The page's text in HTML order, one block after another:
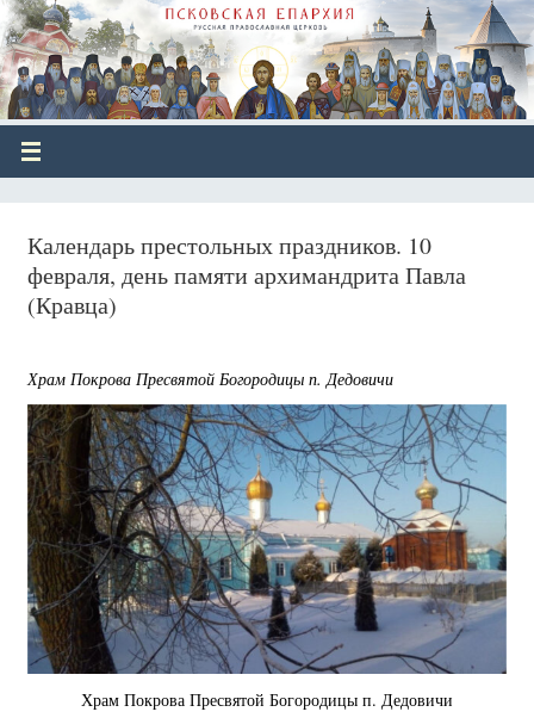
Календарь престольных праздников. 10
февраля, день памяти архимандрита Павла
(Кравца)
Храм Покрова Пресвятой Богородицы п. Дедовичи
Храм Покрова Пресвятой Богородицы п. Дедовичи